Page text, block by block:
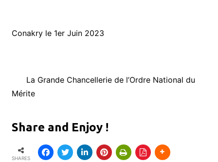
Conakry le 1erJuin 2023
La Grande Chancellerie de l’Ordre National du
Mérite
Share and Enjoy !
SHARES